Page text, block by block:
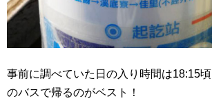
事前に調べていた日の入り時間は18:15
のバスで帰るのがベスト！